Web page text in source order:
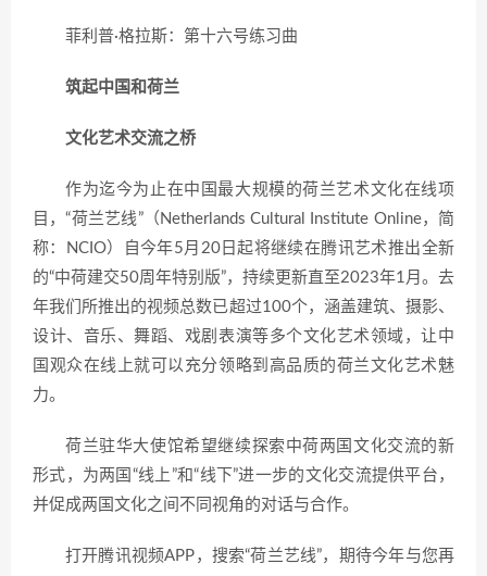
菲利普·格拉斯：第十六号练习曲
筑起中国和荷兰
文化艺术交流之桥
作为迄今为止在中国最大规模的荷兰艺术文化在线项
目，“荷兰艺线”（Netherlands Cultural Institute Online，简
称：NCIO）自今年5月20日起将继续在腾讯艺术推出全新
的“中荷建交50周年特别版”，持续更新直至2023年1月。去
年我们所推出的视频总数已超过100个，涵盖建筑、摄影、
设计、音乐、舞蹈、戏剧表演等多个文化艺术领域，让中
国观众在线上就可以充分领略到高品质的荷兰文化艺术魅
力。
荷兰驻华大使馆希望继续探索中荷两国文化交流的新
形式，为两国“线上”和“线下”进一步的文化交流提供平台，
并促成两国文化之间不同视角的对话与合作。
打开腾讯视频APP，搜索“荷兰艺线”，期待今年与您再